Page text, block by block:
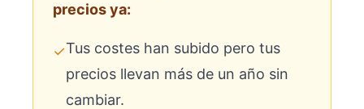
precios ya:
✓Tus costes han subido pero tus
precios llevan más de un año sin
cambiar.